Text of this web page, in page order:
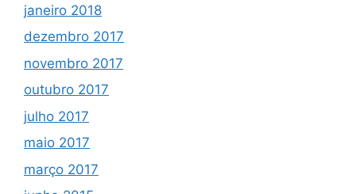
janeiro 2018
dezembro 2017
novembro 2017
outubro 2017
julho 2017
maio 2017
março 2017